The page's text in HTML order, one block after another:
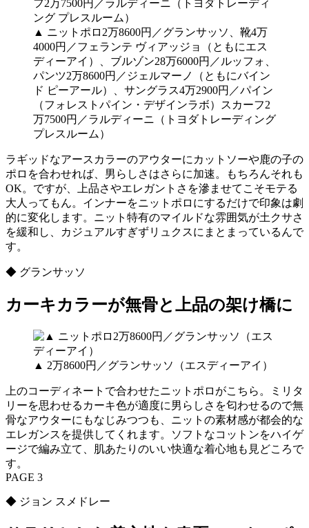
▲ ニットポロ2万8600円／グランサッソ、靴4万
4000円／フェランテ ヴィアッジョ（ともにエス
ディーアイ）、ブルゾン28万6000円／ルッフォ、
パンツ2万8600円／ジェルマーノ（ともにバイン
ド ピーアール）、サングラス4万2900円／パイン
（フォレストパイン・デザインラボ）スカーフ2
万7500円／ラルディーニ（トヨダトレーディング
プレスルーム）
ラギッドなアースカラーのアウターにカットソーや鹿の子の
ポロを合わせれば、男らしさはさらに加速。もちろんそれも
OK。ですが、上品さやエレガントさを滲ませてこそモテる
大人ってもん。インナーをニットポロにするだけで印象は劇
的に変化します。ニット特有のマイルドな雰囲気が土クサさ
を緩和し、カジュアルすぎずリュクスにまとまっているんで
す。
◆ グランサッソ
カーキカラーが無骨と上品の架け橋に
▲ 2万8600円／グランサッソ（エスディーアイ）
上のコーディネートで合わせたニットポロがこちら。ミリタ
リーを思わせるカーキ色が適度に男らしさを匂わせるので無
骨なアウターにもなじみつつも、ニットの素材感が都会的な
エレガンスを提供してくれます。ソフトなコットンをハイゲ
ージで編み立て、肌あたりのいい快適な着心地も見どころで
す。
PAGE 3
◆ ジョン スメドレー